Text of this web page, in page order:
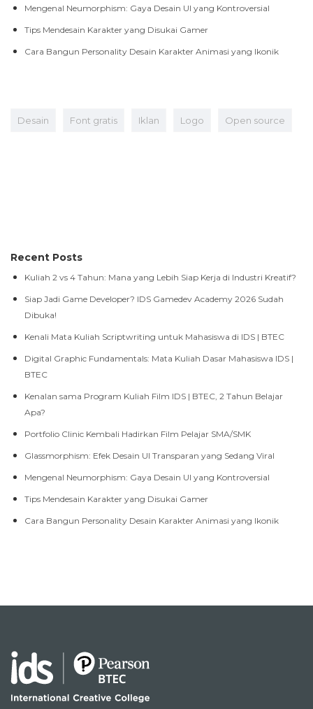
Mengenal Neumorphism: Gaya Desain UI yang Kontroversial
Tips Mendesain Karakter yang Disukai Gamer
Cara Bangun Personality Desain Karakter Animasi yang Ikonik
Desain Font gratis Iklan Logo Open source
Kuliah 2 vs 4 Tahun: Mana yang Lebih Siap Kerja di Industri Kreatif?
Siap Jadi Game Developer? IDS Gamedev Academy 2026 Sudah
Dibuka!
Kenali Mata Kuliah Scriptwriting untuk Mahasiswa di IDS | BTEC
Digital Graphic Fundamentals: Mata Kuliah Dasar Mahasiswa IDS |
BTEC
Kenalan sama Program Kuliah Film IDS | BTEC, 2 Tahun Belajar
Apa?
Portfolio Clinic Kembali Hadirkan Film Pelajar SMA/SMK
Glassmorphism: Efek Desain UI Transparan yang Sedang Viral
Mengenal Neumorphism: Gaya Desain UI yang Kontroversial
Tips Mendesain Karakter yang Disukai Gamer
Cara Bangun Personality Desain Karakter Animasi yang Ikonik